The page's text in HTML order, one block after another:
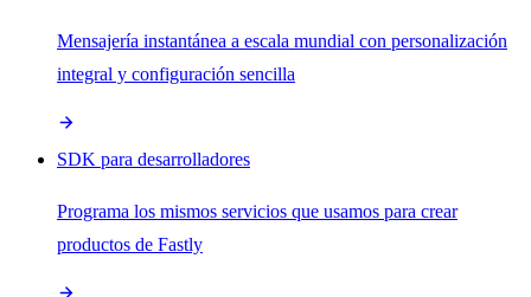
Mensajería instantánea a escala mundial con personalización
integral y configuración sencilla
SDK para desarrolladores
Programa los mismos servicios que usamos para crear
productos de Fastly